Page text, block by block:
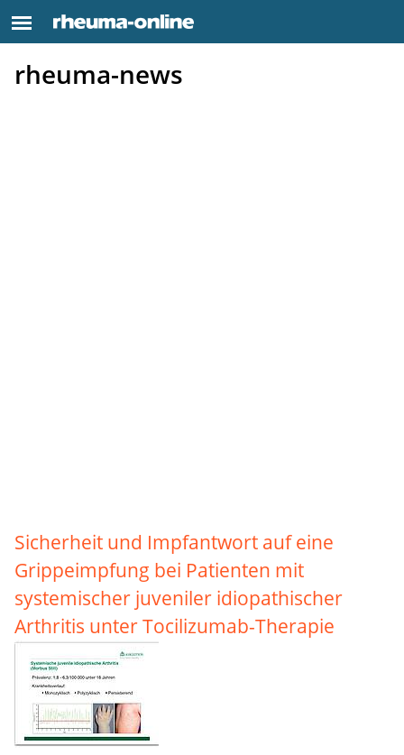
rheuma-news
Sicherheit und Impfantwort auf eine
Grippeimpfung bei Patienten mit
systemischer juveniler idiopathischer
Arthritis unter Tocilizumab-Therapie